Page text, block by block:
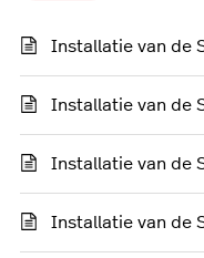
Installatie van de
Installatie van de
Installatie van de
Installatie van de